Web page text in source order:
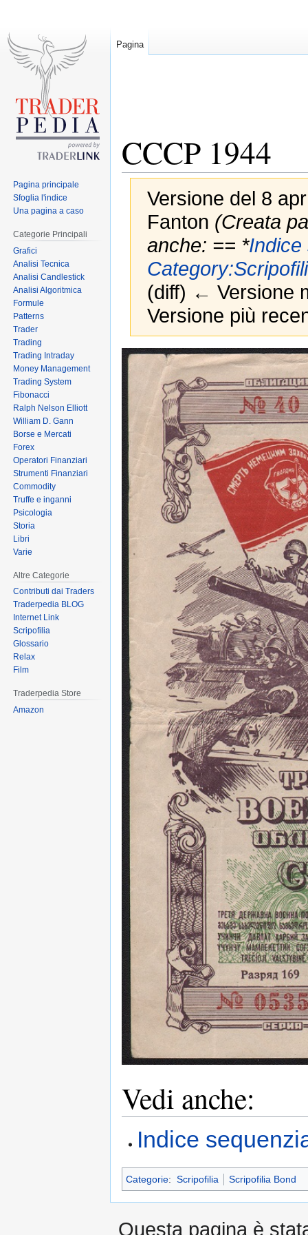
CCCP 1944
Versione del 8
Fanton (Creata
anche: == *Indice
(diff) ← Versione
Versione più
Jump
to
navigation
Jump
to
search
Vedi anche:
Indice
Categorie: Scripofilia Scripofilia Bond
Pagina
Pagina principale
Sfoglia l'indice
Una pagina a caso
Categorie Principali
Grafici
Analisi Tecnica
Analisi Candlestick
Analisi Algoritmica
Formule
Patterns
Trader
Trading
Trading Intraday
Money Management
Trading System
Fibonacci
Ralph Nelson Elliott
William D. Gann
Borse e Mercati
Forex
Operatori Finanziari
Strumenti Finanziari
Commodity
Truffe e inganni
Psicologia
Storia
Libri
Varie
Altre Categorie
Contributi dai Traders
Traderpedia BLOG
Internet Link
Scripofilia
Glossario
Relax
Film
Traderpedia Store
Amazon
Questa pagina è